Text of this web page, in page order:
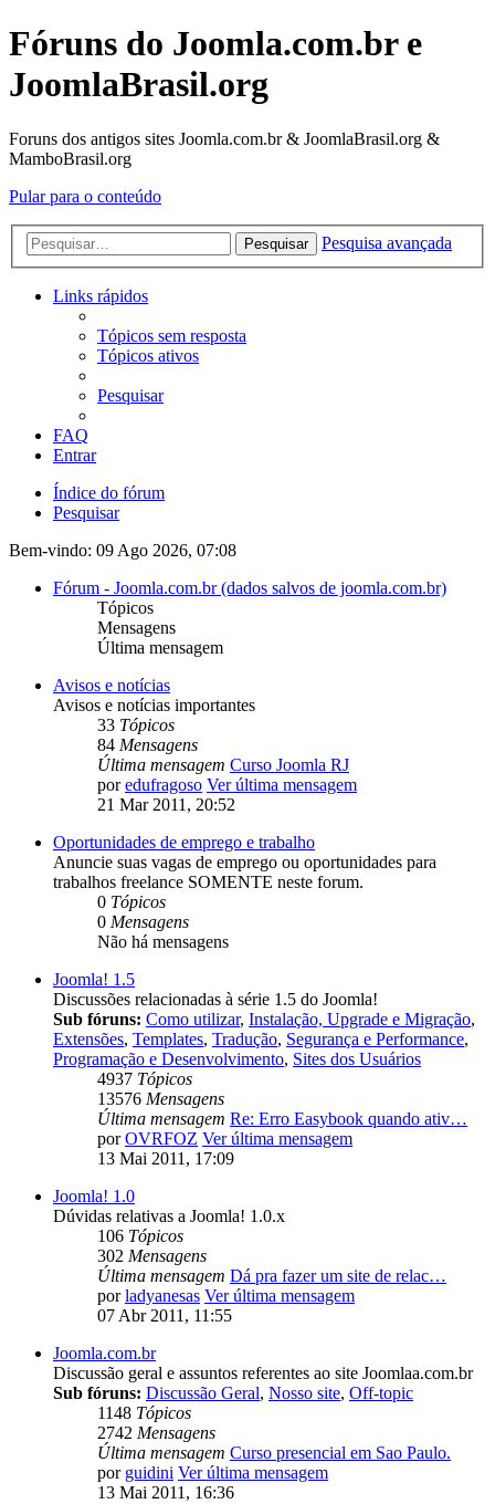
Fóruns do Joomla.com.br e
JoomlaBrasil.org
Foruns dos antigos sites Joomla.com.br & JoomlaBrasil.org &
MamboBrasil.org
Pular para o conteúdo
Pesquisar Pesquisa avançada
Links rápidos
Tópicos sem resposta
Tópicos ativos
Pesquisar
FAQ
Entrar
Índice do fórum
Pesquisar
Bem-vindo: 09 Ago 2026, 07:08
Fórum - Joomla.com.br (dados salvos de joomla.com.br)
Tópicos
Mensagens
Última mensagem
Avisos e notícias
Avisos e notícias importantes
33 Tópicos
84 Mensagens
Última mensagem Curso Joomla RJ
poredufragoso Ver última mensagem
21 Mar 2011, 20:52
Oportunidades de emprego e trabalho
Anuncie suas vagas de emprego ou oportunidades para
trabalhos freelance SOMENTE neste forum.
0 Tópicos
0 Mensagens
Não há mensagens
Joomla! 1.5
Discussões relacionadas à série 1.5 do Joomla!
Sub fóruns: Como utilizar, Instalação, Upgrade e Migração,
Extensões, Templates, Tradução, Segurança e Performance,
Programação e Desenvolvimento, Sites dos Usuários
4937 Tópicos
13576 Mensagens
Última mensagem Re: Erro Easybook quando ativ…
porOVRFOZ Ver última mensagem
13 Mai 2011, 17:09
Joomla! 1.0
Dúvidas relativas a Joomla! 1.0.x
106 Tópicos
302 Mensagens
Última mensagem Dá pra fazer um site de relac…
porladyanesas Ver última mensagem
07 Abr 2011, 11:55
Joomla.com.br
Discussão geral e assuntos referentes ao site Joomlaa.com.br
Sub fóruns: Discussão Geral, Nosso site, Off-topic
1148 Tópicos
2742 Mensagens
Última mensagem Curso presencial em Sao Paulo.
por guidini Ver última mensagem
13 Mai 2011, 16:36